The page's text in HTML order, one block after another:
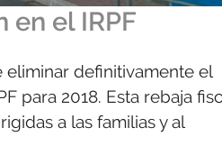
el IRPF
eliminar definitivamente el
para 2018. Esta rebaja
a las familias y al